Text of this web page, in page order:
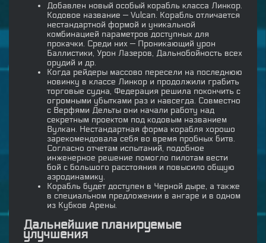
Добавлен новый особый корабль класса Линкор.
Кодовое название — Vulcan. Корабль отличается
нестандартной формой и уникальной
комбинацией параметров доступных для
прокачки. Среди них — Проникающий урон
Баллистики, Урон Лазеров, Дальнобойность всех
орудий и др.
Когда рейдеры массово пересели на последнюю
новинку в классе Линкор и продолжили грабить
торговые судна, Федерация решила покончить с
огромными убытками раз и навсегда. Совместно
с Верфями Дельты они начали работу над
секретным проектом под кодовым названием
Вулкан. Нестандартная форма корабля хорошо
зарекомендовала себя во время пробных битв.
Согласно отчетам испытаний, подобное
инженерное решение помогло пилотам вести
бой с большого расстояния и повысило общую
аэродинамику.
Корабль будет доступен в Черной дыре, а также
в специальном предложении в ангаре и в одном
из Кубков Арены.
Дальнейшие планируемые
улучшения